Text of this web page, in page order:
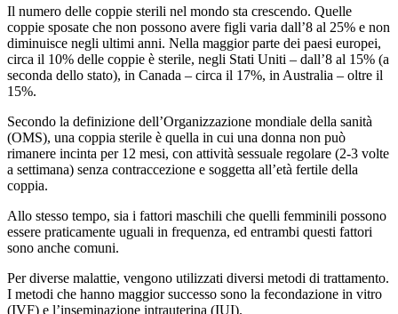
Il numero delle coppie sterili nel mondo sta crescendo. Quelle
coppie sposate che non possono avere figli varia dall’8 al 25% e non
diminuisce negli ultimi anni. Nella maggior parte dei paesi europei,
circa il 10% delle coppie è sterile, negli Stati Uniti – dall’8 al 15% (a
seconda dello stato), in Canada – circa il 17%, in Australia – oltre il
15%.
Secondo la definizione dell’Organizzazione mondiale della sanità
(OMS), una coppia sterile è quella in cui una donna non può
rimanere incinta per 12 mesi, con attività sessuale regolare (2-3 volte
a settimana) senza contraccezione e soggetta all’età fertile della
coppia.
Allo stesso tempo, sia i fattori maschili che quelli femminili possono
essere praticamente uguali in frequenza, ed entrambi questi fattori
sono anche comuni.
Per diverse malattie, vengono utilizzati diversi metodi di trattamento.
I metodi che hanno maggior successo sono la fecondazione in vitro
(IVF) e l’inseminazione intrauterina (IUI).